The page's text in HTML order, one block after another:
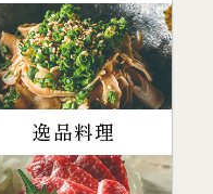
逸品料理